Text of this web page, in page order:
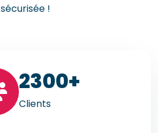
sécurisée !
2300+
Clients